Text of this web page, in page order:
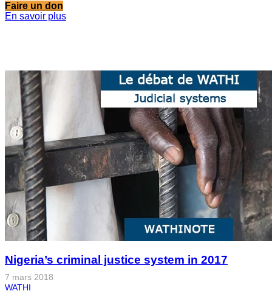
Faire un don
En savoir plus
Nigeria’s criminal justice system in 2017
7 mars 2018
WATHI